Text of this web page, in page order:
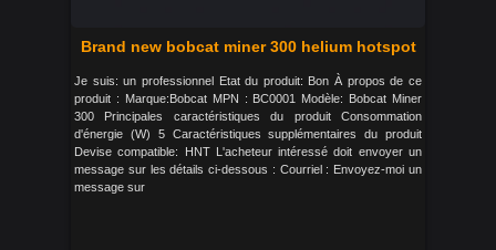
Brand new bobcat miner 300 helium hotspot
Je suis: un professionnel Etat du produit: Bon À propos de ce
produit : Marque:Bobcat MPN : BC0001 Modèle: Bobcat Miner
300 Principales caractéristiques du produit Consommation
d'énergie (W) 5 Caractéristiques supplémentaires du produit
Devise compatible: HNT L'acheteur intéressé doit envoyer un
message sur les détails ci-dessous : Courriel : Envoyez-moi un
message sur